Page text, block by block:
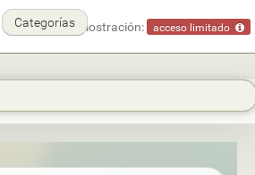
Modo demostración: acceso limitado
Categorías